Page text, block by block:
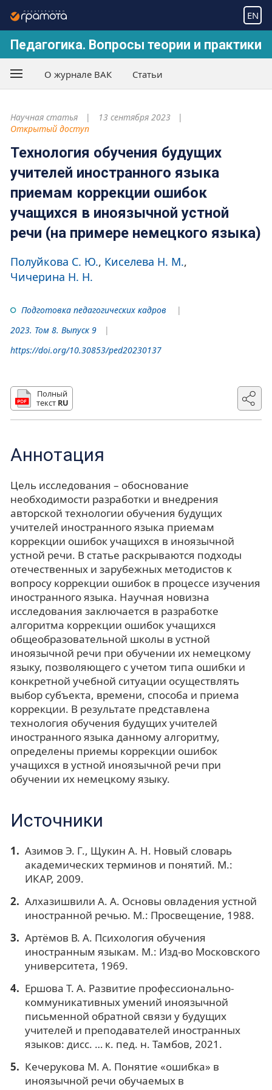
EN
Педагогика. Вопросы теории и практики
О журнале ВАК Статьи
Научная статья
13 сентября 2023
Открытый доступ
Технология обучения будущих
учителей иностранного языка
приемам коррекции ошибок
учащихся в иноязычной устной
речи (на примере немецкого языка)
Полуйкова С. Ю. Киселева Н. М.
Чичерина Н. Н.
Подготовка педагогических кадров
2023. Том 8. Выпуск 9
https://doi.org/10.30853/ped20230137
Полный
текст RU
Аннотация
Цель исследования – обоснование
необходимости разработки и внедрения
авторской технологии обучения будущих
учителей иностранного языка приемам
коррекции ошибок учащихся в иноязычной
устной речи. В статье раскрываются подходы
отечественных и зарубежных методистов к
вопросу коррекции ошибок в процессе изучения
иностранного языка. Научная новизна
исследования заключается в разработке
алгоритма коррекции ошибок учащихся
общеобразовательной школы в устной
иноязычной речи при обучении их немецкому
языку, позволяющего с учетом типа ошибки и
конкретной учебной ситуации осуществлять
выбор субъекта, времени, способа и приема
коррекции. В результате представлена
технология обучения будущих учителей
иностранного языка данному алгоритму,
определены приемы коррекции ошибок
учащихся в устной иноязычной речи при
обучении их немецкому языку.
Источники
Азимов Э. Г., Щукин А. Н. Новый словарь
академических терминов и понятий. М.:
ИКАР, 2009.
Алхазишвили А. А. Основы овладения устной
иностранной речью. М.: Просвещение, 1988.
Артёмов В. А. Психология обучения
иностранным языкам. М.: Изд-во Московского
университета, 1969.
Ершова Т. А. Развитие профессионально-
коммуникативных умений иноязычной
письменной обратной связи у будущих
учителей и преподавателей иностранных
языков: дисс. … к. пед. н. Тамбов, 2021.
Кечерукова М. А. Понятие «ошибка» в
иноязычной речи обучаемых в